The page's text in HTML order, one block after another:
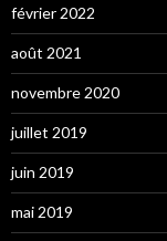
février 2022
août 2021
novembre 2020
juillet 2019
juin 2019
mai 2019